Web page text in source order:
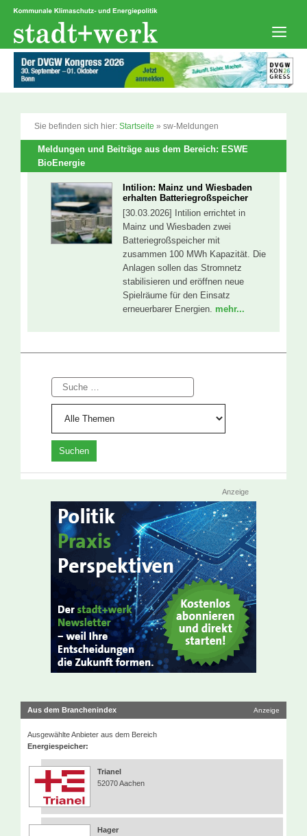
Zum
springen
Sie befinden sich hier: Startseite » sw-Meldungen
Meldungen und Beiträge aus dem Bereich: ESWE
BioEnergie
Intilion: Mainz und Wiesbaden
erhalten Batteriegroßspeicher
[30.03.2026] Intilion errichtet in
Mainz und Wiesbaden zwei
Batteriegroßspeicher mit
zusammen 100 MWh Kapazität. Die
Anlagen sollen das Stromnetz
stabilisieren und eröffnen neue
Spielräume für den Einsatz
erneuerbarer Energien. mehr...
Suche
Anzeige
Aus dem Branchenindex Anzeige
Ausgewählte Anbieter aus dem Bereich
Energiespeicher:
Trianel
52070 Aachen
Hager